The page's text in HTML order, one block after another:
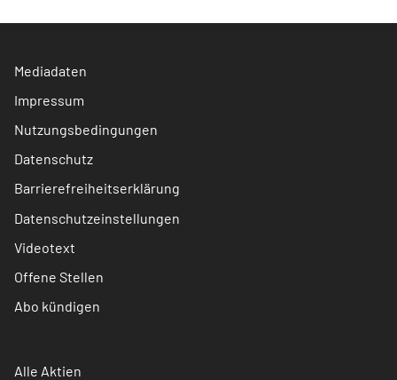
Mediadaten
Impressum
Nutzungsbedingungen
Datenschutz
Barrierefreiheitserklärung
Datenschutzeinstellungen
Videotext
Offene Stellen
Abo kündigen
Alle Aktien